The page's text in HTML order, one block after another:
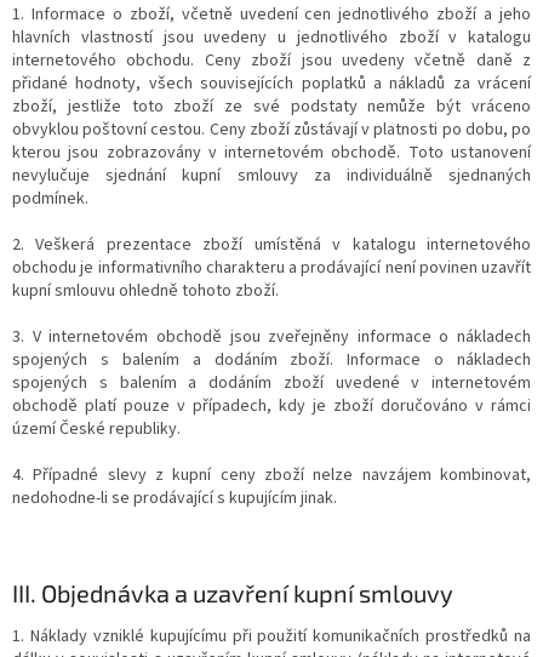
1. Informace o zboží, včetně uvedení cen jednotlivého zboží a jeho
hlavních vlastností jsou uvedeny u jednotlivého zboží v katalogu
internetového obchodu. Ceny zboží jsou uvedeny včetně daně z
přidané hodnoty, všech souvisejících poplatků a nákladů za vrácení
zboží, jestliže toto zboží ze své podstaty nemůže být vráceno
obvyklou poštovní cestou. Ceny zboží zůstávají v platnosti po dobu, po
kterou jsou zobrazovány v internetovém obchodě. Toto ustanovení
nevylučuje sjednání kupní smlouvy za individuálně sjednaných
podmínek.
2. Veškerá prezentace zboží umístěná v katalogu internetového
obchodu je informativního charakteru a prodávající není povinen uzavřít
kupní smlouvu ohledně tohoto zboží.
3. V internetovém obchodě jsou zveřejněny informace o nákladech
spojených s balením a dodáním zboží. Informace o nákladech
spojených s balením a dodáním zboží uvedené v internetovém
obchodě platí pouze v případech, kdy je zboží doručováno v rámci
území České republiky.
4. Případné slevy z kupní ceny zboží nelze navzájem kombinovat,
nedohodne-li se prodávající s kupujícím jinak.
III. Objednávka a uzavření kupní smlouvy
1. Náklady vzniklé kupujícímu při použití komunikačních prostředků na